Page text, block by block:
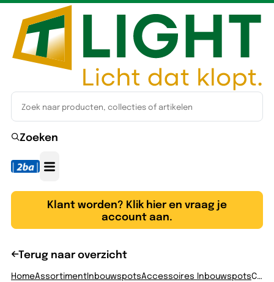
Zoeken
Klant worden? Klik hier en vraag je
account aan.
Terug naar overzicht
HomeAssortimentInbouwspotsAccessoires InbouwspotsConnectorkabel voor 6 Lumiko spots, 2 meter